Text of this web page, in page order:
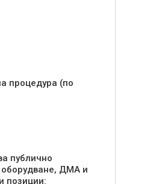
процедура (по
публично
ДМА и
позиции: